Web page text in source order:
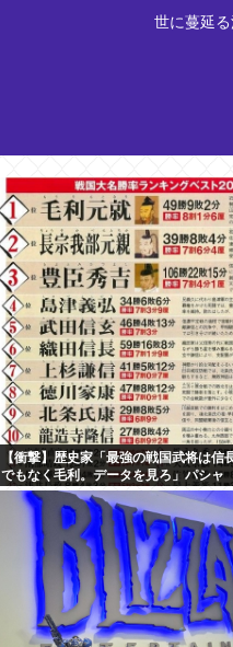
世に蔓延
【衝撃】歴史家「最強の戦国武将は信
でもなく毛利。データを見ろ」パシャ